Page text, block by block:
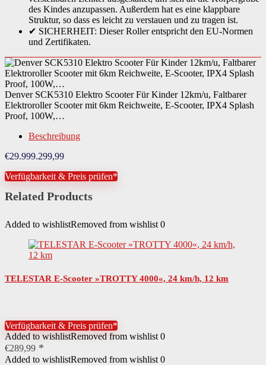
des Kindes anzupassen. Außerdem hat es eine klappbare
Struktur, so dass es leicht zu verstauen und zu tragen ist.
✔ SICHERHEIT: Dieser Roller entspricht den EU-Normen
und Zertifikaten.
Denver SCK5310 Elektro Scooter Für Kinder 12km/u, Faltbarer
Elektroroller Scooter mit 6km Reichweite, E-Scooter, IPX4 Splash
Proof, 100W,…
Beschreibung
€29.999.299,99
Verfügbarkeit & Preis prüfen*
Related Products
Added to wishlistRemoved from wishlist 0
TELESTAR E-Scooter »TROTTY 4000«, 24 km/h, 12 km
Verfügbarkeit & Preis prüfen*
Added to wishlistRemoved from wishlist 0
€289,99
Added to wishlistRemoved from wishlist 0